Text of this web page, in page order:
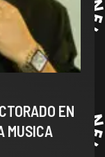
EN
MUSICA